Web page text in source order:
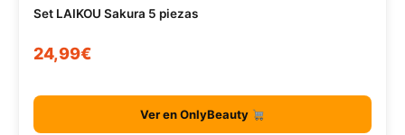
Set LAIKOU Sakura 5 piezas
24,99€
Ver en OnlyBeauty